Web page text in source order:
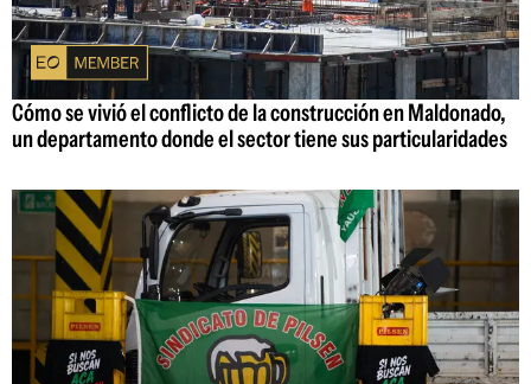
Cómo se vivió el conflicto de la construcción en Maldonado,
un departamento donde el sector tiene sus particularidades